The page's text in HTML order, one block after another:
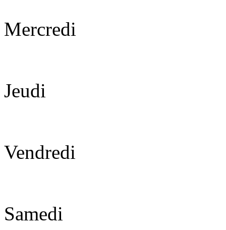
Mercredi
Jeudi
Vendredi
Samedi